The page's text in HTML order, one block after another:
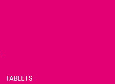
TABLETS